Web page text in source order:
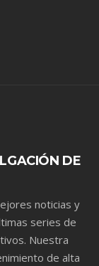
DE
noticias y
series de
Nuestra
de alta